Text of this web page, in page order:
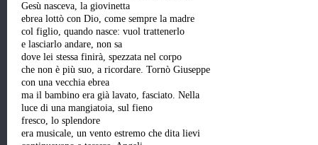
Gesù nasceva, la giovinetta
ebrea lottò con Dio, come sempre la madre
col figlio, quando nasce: vuol trattenerlo
e lasciarlo andare, non sa
dove lei stessa finirà, spezzata nel corpo
che non è più suo, a ricordare. Tornò Giuseppe
con una vecchia ebrea
ma il bambino era già lavato, fasciato. Nella
luce di una mangiatoia, sul fieno
fresco, lo splendore
era musicale, un vento estremo che dita lievi